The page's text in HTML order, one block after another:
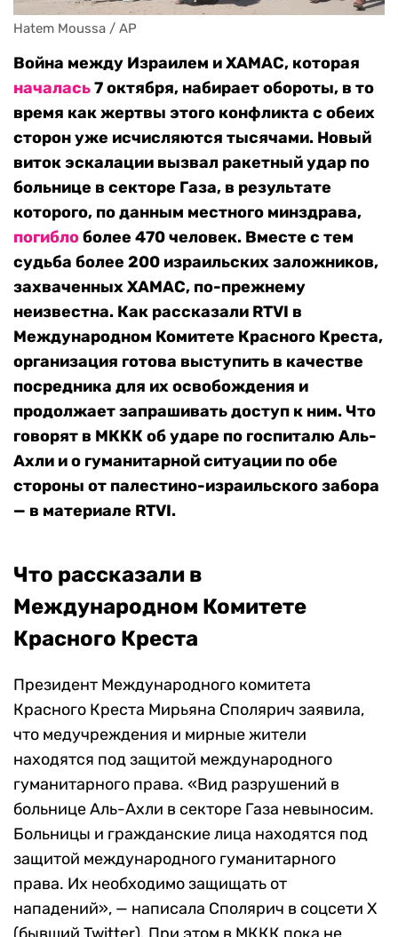
Hatem Moussa / AP
Война между Израилем и ХАМАС, которая
началась7 октября, набирает обороты, в то
время как жертвы этого конфликта с обеих
сторон уже исчисляются тысячами. Новый
виток эскалации вызвал ракетный удар по
больнице в секторе Газа, в результате
которого, по данным местного минздрава,
погиблоболее 470 человек. Вместе с тем
судьба более 200 израильских заложников,
захваченных ХАМАС, по-прежнему
неизвестна. Как рассказали RTVI в
Международном Комитете Красного Креста,
организация готова выступить в качестве
посредника для их освобождения и
продолжает запрашивать доступ к ним. Что
говорят в МККК об ударе по госпиталю Аль-
Ахли и о гуманитарной ситуации по обе
стороны от палестино-израильского забора
— в материале RTVI.
Что рассказали в
Международном Комитете
Красного Креста
Президент Международного комитета
Красного Креста Мирьяна Сполярич заявила,
что медучреждения и мирные жители
находятся под защитой международного
гуманитарного права. «Вид разрушений в
больнице Аль-Ахли в секторе Газа невыносим.
Больницы и гражданские лица находятся под
защитой международного гуманитарного
права. Их необходимо защищать от
нападений», — написала Сполярич в соцсети Х